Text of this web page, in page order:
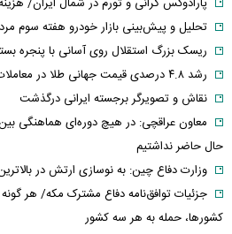
تحلیل و پیش‌بینی بازار خودرو هفته سوم مرداد
ریسک بزرگ استقلال روی آسانی با پنجره
رشد ۴.۸ درصدی قیمت جهانی طلا در معاملات هفته
نقاش و تصویرگر برجسته ایرانی درگذشت
معاون عراقچی: در هیچ دوره‌ای هماهنگی بین
حال حاضر نداشتیم
وزارت دفاع چین: به نوسازی ارتش در
جزئیات توافق‌نامه دفاع مشترک مکه/ هر
کشورها، حمله به هر سه کشور